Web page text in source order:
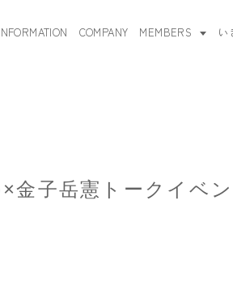
COMPANY MEMBERS い
金子岳憲トークイベン